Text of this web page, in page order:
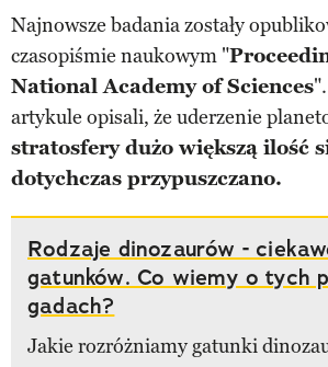
Najnowsze badania zostały
czasopiśmie naukowym "
National Academy of Sciences
artykule opisali, że uderzenie
stratosfery dużo większą ilość
dotychczas przypuszczano.
Rodzaje dinozaurów -
gatunków. Co wiemy o tych
gadach?
Jakie rozróżniamy gatunki